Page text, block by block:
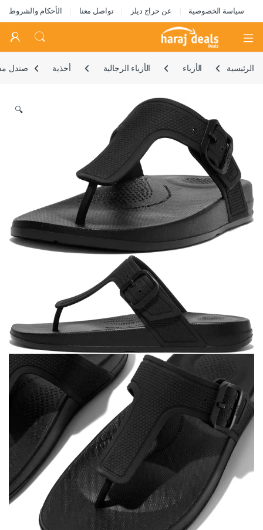
سياسة الخصوصية عن حراج ديلز تواصل معنا الأحكام والشروط
Open
الرئيسية الأزياء الأزياء الرجالية أحذية صندل
🔍